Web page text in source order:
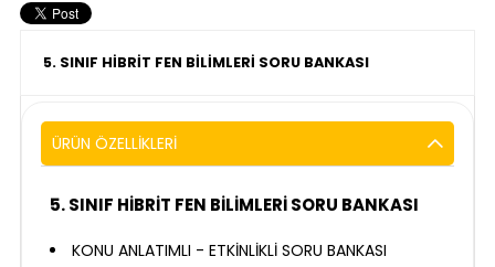
5. SINIF HİBRİT FEN BİLİMLERİ SORU BANKASI
ÜRÜN ÖZELLIKLERI
5. SINIF HİBRİT FEN BİLİMLERİ SORU BANKASI
KONU ANLATIMLI - ETKİNLİKLİ SORU BANKASI